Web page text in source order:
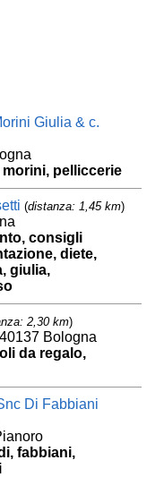
Giulia & c.
pelliccerie
(distanza: 1,45 km)
consigli
diete,
giulia,
2,30 km)
Bologna
da regalo,
Di Fabbiani
fabbiani,